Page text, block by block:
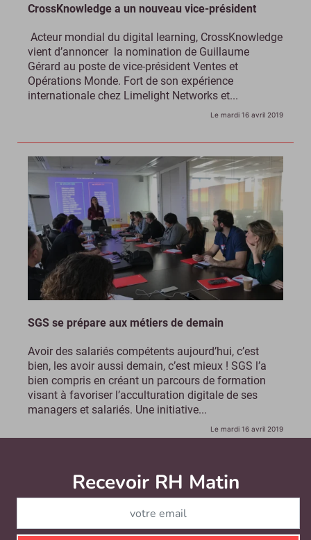
CrossKnowledge a un nouveau vice-président
Acteur mondial du digital learning, CrossKnowledge
vient d’annoncer la nomination de Guillaume
Gérard au poste de vice-président Ventes et
Opérations Monde. Fort de son expérience
internationale chez Limelight Networks et...
Le mardi 16 avril 2019
SGS se prépare aux métiers de demain
Avoir des salariés compétents aujourd’hui, c’est
bien, les avoir aussi demain, c’est mieux ! SGS l’a
bien compris en créant un parcours de formation
visant à favoriser l’acculturation digitale de ses
managers et salariés. Une initiative...
Le mardi 16 avril 2019
Recevoir RH Matin